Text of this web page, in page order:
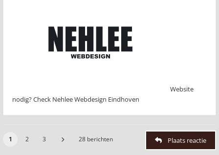
Website
nodig? Check Nehlee Webdesign Eindhoven
1 2 3 28 berichten Plaats reactie